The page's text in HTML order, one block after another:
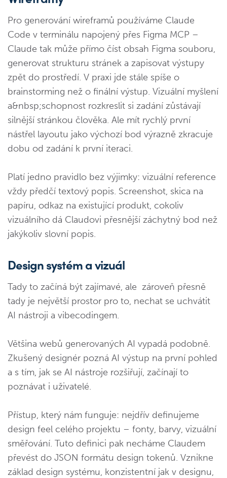
Pro generování wireframů používáme Claude
Code v terminálu napojený přes Figma MCP –
Claude tak může přímo číst obsah Figma souboru,
generovat strukturu stránek a zapisovat výstupy
zpět do prostředí. V praxi jde stále spíše o
brainstorming než o finální výstup. Vizuální myšlení
a&nbsp;schopnost rozkreslit si zadání zůstávají
silnější stránkou člověka. Ale mít rychlý první
nástřel layoutu jako výchozí bod výrazně zkracuje
dobu od zadání k první iteraci.
Platí jedno pravidlo bez výjimky: vizuální reference
vždy předčí textový popis. Screenshot, skica na
papíru, odkaz na existující produkt, cokoliv
vizuálního dá Claudovi přesnější záchytný bod než
jakýkoliv slovní popis.
Design systém a vizuál
Tady to začíná být zajímavé, ale zároveň přesně
tady je největší prostor pro to, nechat se uchvátit
AI nástroji a vibecodingem.
Většina webů generovaných AI vypadá podobně.
Zkušený designér pozná AI výstup na první pohled
a s tím, jak se AI nástroje rozšiřují, začínají to
poznávat i uživatelé.
Přístup, který nám funguje: nejdřív definujeme
design feel celého projektu – fonty, barvy, vizuální
směřování. Tuto definici pak necháme Claudem
převést do JSON formátu design tokenů. Vznikne
základ design systému, konzistentní jak v designu,